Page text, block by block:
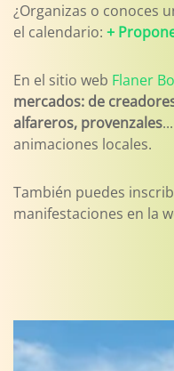
¿Organizas o conoces
el calendario: +
En el sitio web Flaner
mercados: de
alfareros, provenzales
animaciones locales.
También puedes
manifestaciones en la